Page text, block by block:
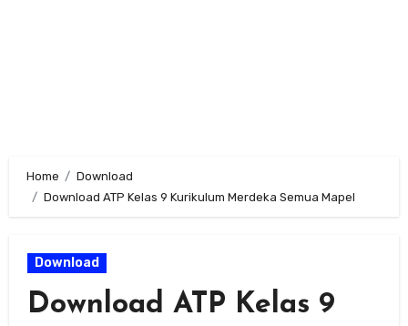
Home
Download
Download ATP Kelas 9 Kurikulum Merdeka Semua Mapel
Download
Download ATP Kelas 9